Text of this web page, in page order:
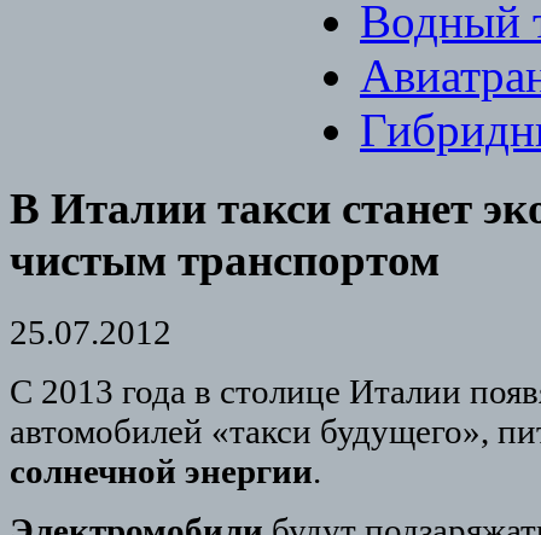
Водный
В Италии такси станет
чистым транспортом
25.07.2012
С 2013 года в столице Италии
автомобилей «такси будущего»,
солнечной энергии.